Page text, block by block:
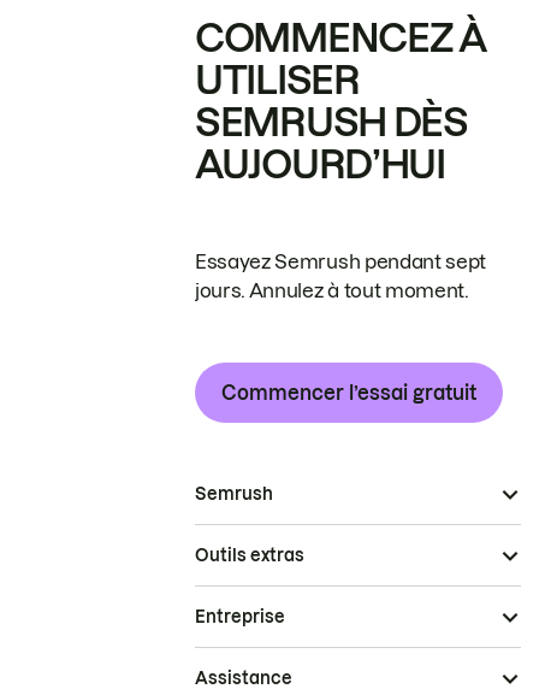
COMMENCEZ À
UTILISER
SEMRUSH DÈS
AUJOURD’HUI
Essayez Semrush pendant sept
jours. Annulez à tout moment.
Commencer l’essai gratuit
Semrush
Outils extras
Entreprise
Assistance